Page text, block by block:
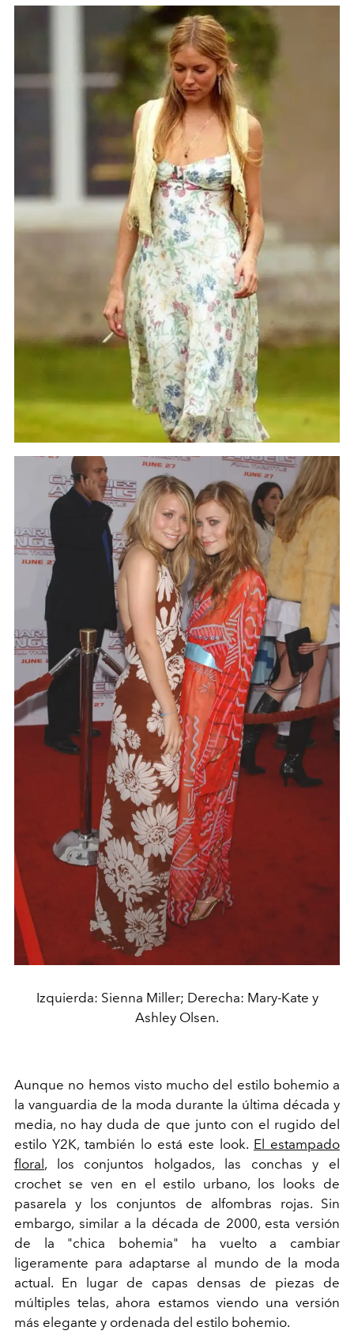
Izquierda: Sienna Miller; Derecha: Mary-Kate y
Ashley Olsen.
Aunque no hemos visto mucho del estilo bohemio a
la vanguardia de la moda durante la última década y
media, no hay duda de que junto con el rugido del
estilo Y2K, también lo está este look. El estampado
floral, los conjuntos holgados, las conchas y el
crochet se ven en el estilo urbano, los looks de
pasarela y los conjuntos de alfombras rojas. Sin
embargo, similar a la década de 2000, esta versión
de la "chica bohemia" ha vuelto a cambiar
ligeramente para adaptarse al mundo de la moda
actual. En lugar de capas densas de piezas de
múltiples telas, ahora estamos viendo una versión
más elegante y ordenada del estilo bohemio.